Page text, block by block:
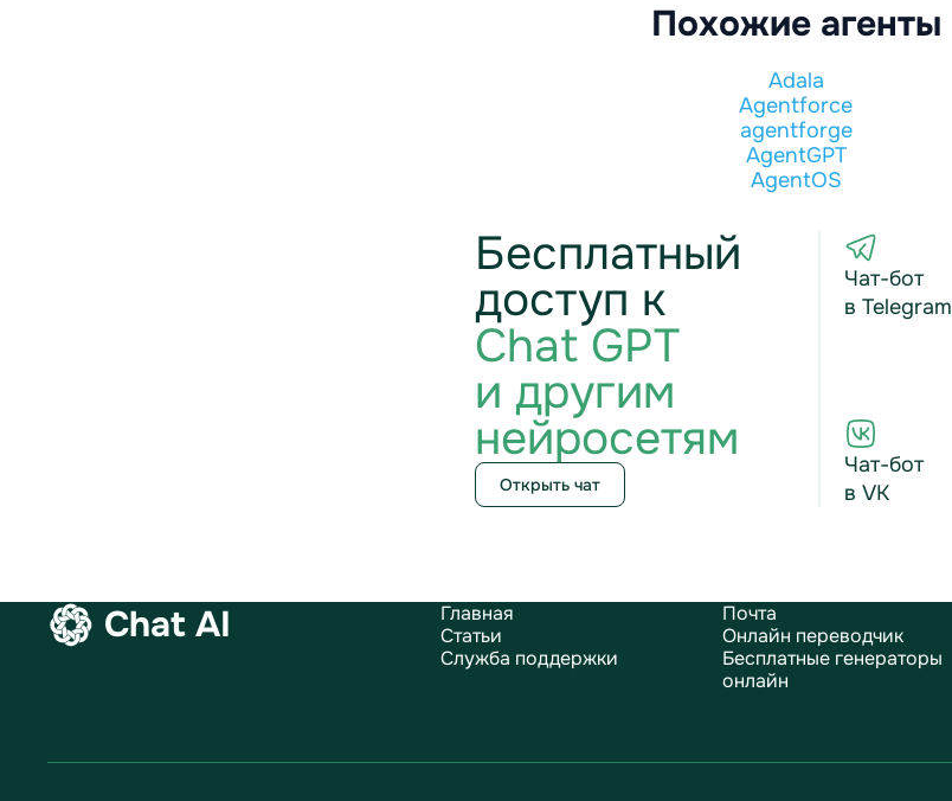
Похожие агенты
Adala
Agentforce
agentforge
AgentGPT
AgentOS
Бесплатный
доступ к
Chat GPT
и другим
нейросетям
Открыть чат
Чат-бот
в Telegram
Чат-бот
в VK
Chat AI
Главная
Статьи
Служба поддержки
Почта
Онлайн переводчик
Бесплатные генераторы
онлайн